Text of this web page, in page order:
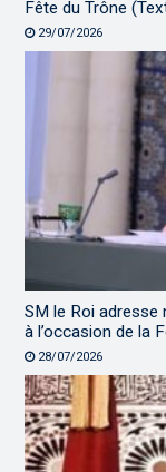
Fête du Trône
29/07/2026
SM le Roi adresse
à l’occasion de la
28/07/2026